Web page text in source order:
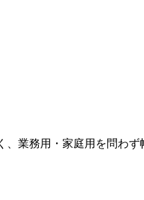
業務用・家庭用を問わ